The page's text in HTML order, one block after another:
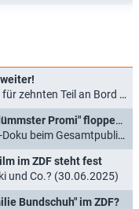
Teil an Bord (04.09.2025)
Quoten: "7 Richtige" und "Deutschlands dümmster Promi" floppen zum Auftakt
(02.09.2025)
im ZDF steht fest
und Co.? (30.06.2025)
Bundschuh" im ZDF?